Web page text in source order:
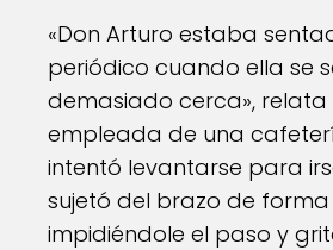
«Don Arturo estaba
periódico cuando ella se
demasiado cerca», relata
empleada de una
intentó levantarse para
sujetó del brazo de
impidiéndole el paso y